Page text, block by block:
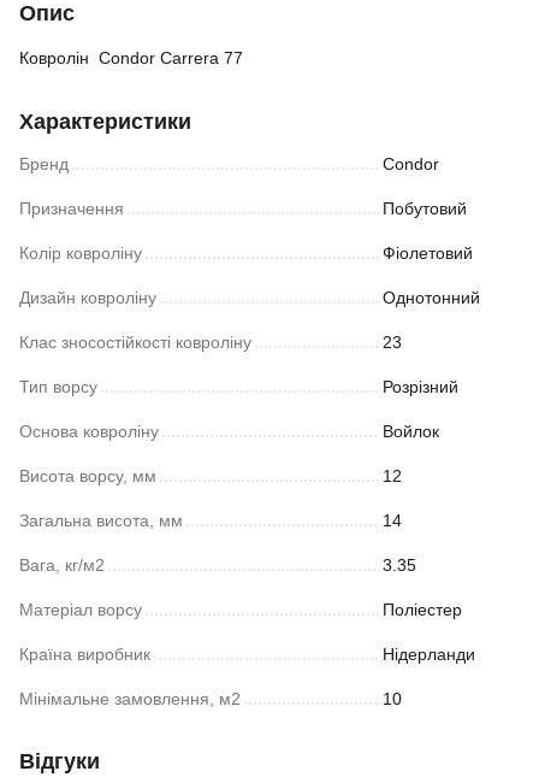
Опис
Ковролін Condor Carrera 77
Характеристики
Бренд Condor
Призначення Побутовий
Колір ковроліну Фіолетовий
Дизайн ковроліну Однотонний
Клас зносостійкості ковроліну 23
Тип ворсу Розрізний
Основа ковроліну Войлок
Висота ворсу, мм 12
Загальна висота, мм 14
Вага, кг/м2 3.35
Матеріал ворсу Поліестер
Країна виробник Нідерланди
Мінімальне замовлення, м2 10
Відгуки